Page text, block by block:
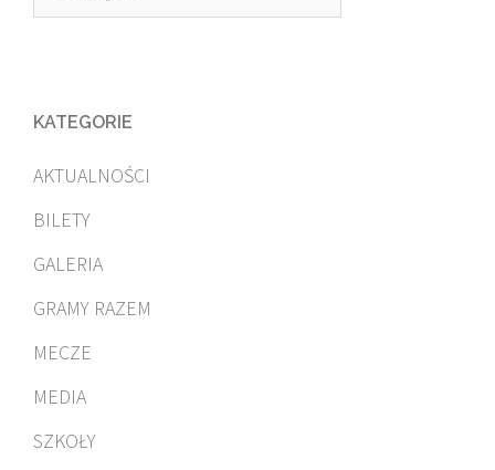
KATEGORIE
AKTUALNOŚCI
BILETY
GALERIA
GRAMY RAZEM
MECZE
MEDIA
SZKOŁY